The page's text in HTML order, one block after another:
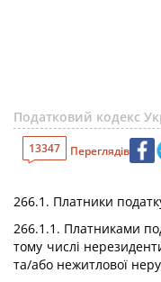
Податковий кодекс
13347 Переглядів
266.1. Платники
266.1.1. Платниками
тому числі
та/або нежитлової